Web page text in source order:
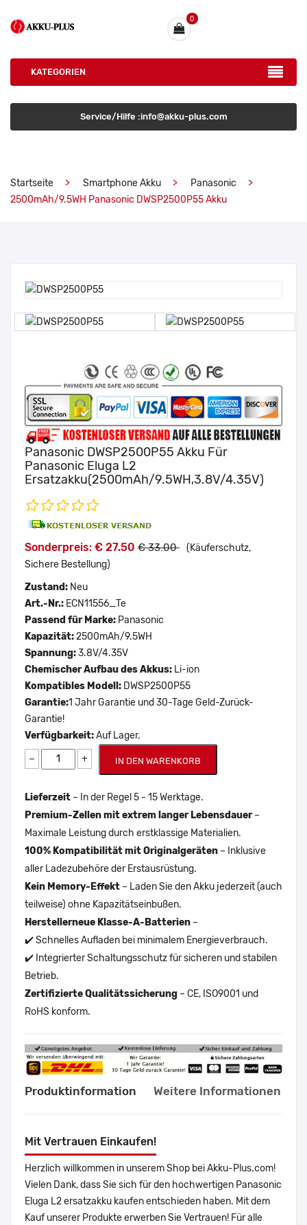
0
KATEGORIEN
Service/Hilfe :info@akku-plus.com
Startseite Smartphone Akku
Panasonic
2500mAh/9.5WH Panasonic DWSP2500P55 Akku
Panasonic DWSP2500P55 Akku Für
Panasonic Eluga L2
Ersatzakku(2500mAh/9.5WH,3.8V/4.35V)
Sonderpreis: € 27.50 € 33.00 (Käuferschutz,
Sichere Bestellung)
Zustand: Neu
Art.-Nr.: ECN11556_Te
Passend für Marke: Panasonic
Kapazität:2500mAh/9.5WH
Spannung:3.8V/4.35V
Chemischer Aufbau des Akkus: Li-ion
Kompatibles Modell: DWSP2500P55
Garantie:1 Jahr Garantie und 30-Tage Geld-Zurück-
Garantie!
Verfügbarkeit:Auf Lager.
− + IN DEN WARENKORB
Lieferzeit – In der Regel 5 - 15 Werktage.
Premium-Zellen mit extrem langer Lebensdauer–
Maximale Leistung durch erstklassige Materialien.
100% Kompatibilität mit Originalgeräten – Inklusive
aller Ladezubehöre der Erstausrüstung.
Kein Memory-Effekt – Laden Sie den Akku jederzeit (auch
teilweise) ohne Kapazitätseinbußen.
Herstellerneue Klasse-A-Batterien –
✔️ Schnelles Aufladen bei minimalem Energieverbrauch.
✔️ Integrierter Schaltungsschutz für sicheren und stabilen
Betrieb.
Zertifizierte Qualitätssicherung – CE, ISO9001 und
RoHS konform.
Produktinformation Weitere Informationen
Mit Vertrauen Einkaufen!
Herzlich willkommen in unserem Shop bei Akku-Plus.com!
Vielen Dank, dass Sie sich für den hochwertigen Panasonic
Eluga L2 ersatzakku kaufen entschieden haben. Mit dem
Kauf unserer Produkte erwerben Sie Vertrauen! Für alle